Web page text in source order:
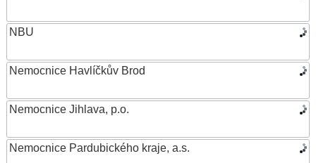
NBU
Nemocnice Havlíčkův Brod
Nemocnice Jihlava, p.o.
Nemocnice Pardubického kraje, a.s.